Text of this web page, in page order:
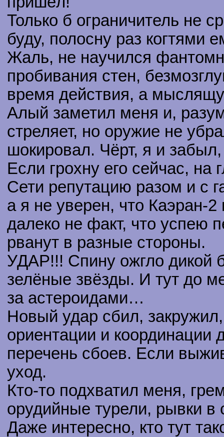
Только б ограничитель не
буду, полосну раз когтями
Жаль, не научился
пробивания стен,
время действия, а
Алый заметил меня и,
стреляет, но оружие не
шокировал. Чёрт, я и
Если грохну его сейчас, на
Сети репутацию разом и с
а я не уверен, что Каэран-
далеко не факт, что успею
рванут в разные стороны.
УДАР!!! Спину ожгло дикой
зелёные звёзды. И тут до
за астероидами…
Новый удар сбил,
ориентации и координации
перечень сбоев. Если
уход.
Кто-то подхватил меня,
орудийные турели, рывки в
Даже интересно, кто тут